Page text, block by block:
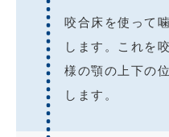
咬合床を使って
します。これを
様の顎の上下の
します。